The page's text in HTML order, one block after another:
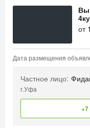
от
Дата размещения
Частное лицо:
г.Уфа